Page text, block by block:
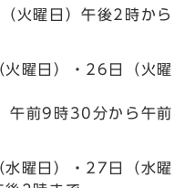
火曜日）午後2時から
曜日）・26日（火曜
午前9時30分から午前
曜日）・27日（水曜